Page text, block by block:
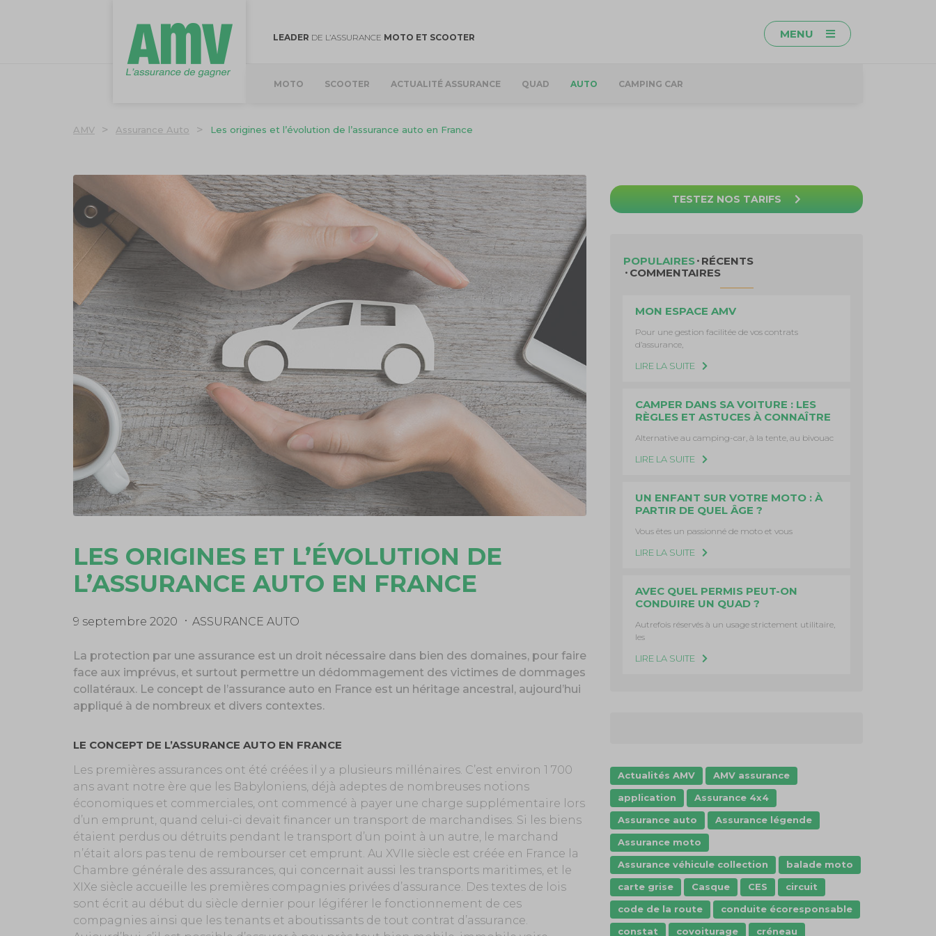
LEADER DE L’ASSURANCE MOTO ET SCOOTER MENU
MOTO SCOOTER ACTUALITÉ ASSURANCE QUAD AUTO CAMPING CAR
AMV > Assurance Auto > Les origines et l’évolution de l’assurance auto en France
LES ORIGINES ET L’ÉVOLUTION DE
L’ASSURANCE AUTO EN FRANCE
9 septembre 2020 ASSURANCE AUTO
La protection par une assurance est un droit nécessaire dans bien des domaines, pour faire
face aux imprévus, et surtout permettre un dédommagement des victimes de dommages
collatéraux. Le concept de l’assurance auto en France est un héritage ancestral, aujourd’hui
appliqué à de nombreux et divers contextes.
LE CONCEPT DE L’ASSURANCE AUTO EN FRANCE
Les premières assurances ont été créées il y a plusieurs millénaires. C’est environ 1 700
ans avant notre ère que les Babyloniens, déjà adeptes de nombreuses notions
économiques et commerciales, ont commencé à payer une charge supplémentaire lors
d’un emprunt, quand celui-ci devait financer un transport de marchandises. Si les biens
étaient perdus ou détruits pendant le transport d’un point à un autre, le marchand
n’était alors pas tenu de rembourser cet emprunt. Au XVIIe siècle est créée en France la
Chambre générale des assurances, qui concernait aussi les transports maritimes, et le
XIXe siècle accueille les premières compagnies privées d’assurance. Des textes de lois
sont écrit au début du siècle dernier pour légiférer le fonctionnement de ces
compagnies ainsi que les tenants et aboutissants de tout contrat d’assurance.
TESTEZ NOS TARIFS
POPULAIRES RÉCENTS
COMMENTAIRES
MON ESPACE AMV
Pour une gestion facilitée de vos contrats
d’assurance,
LIRE LA SUITE
CAMPER DANS SA VOITURE : LES
RÈGLES ET ASTUCES À CONNAÎTRE
Alternative au camping-car, à la tente, au bivouac
LIRE LA SUITE
UN ENFANT SUR VOTRE MOTO : À
PARTIR DE QUEL ÂGE ?
Vous êtes un passionné de moto et vous
LIRE LA SUITE
AVEC QUEL PERMIS PEUT-ON
CONDUIRE UN QUAD ?
Autrefois réservés à un usage strictement utilitaire,
les
LIRE LA SUITE
Actualités AMV
AMV assurance
application
Assurance 4x4
Assurance auto
Assurance légende
Assurance moto
Assurance véhicule collection
balade moto
carte grise
Casque CES
circuit
code de la route
conduite écoresponsable
constat
covoiturage
créneau